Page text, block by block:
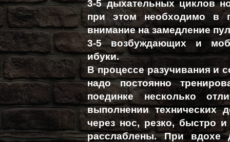
3-5 дыхательных циклов
при этом необходимо в
внимание на замедление
3-5 возбуждающих и
ибуки.
В процессе разучивания и
надо постоянно
поединке несколько
выполнении технических
через нос, резко, быстро
расслаблены. При вдохе